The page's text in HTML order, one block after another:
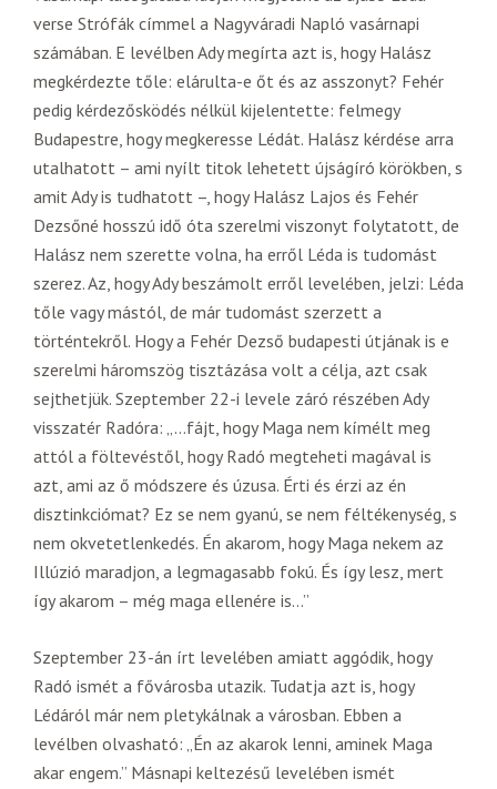
verse Strófák címmel a Nagyváradi Napló vasárnapi
számában. E levélben Ady megírta azt is, hogy Halász
megkérdezte tőle: elárulta-e őt és az asszonyt? Fehér
pedig kérdezősködés nélkül kijelentette: felmegy
Budapestre, hogy megkeresse Lédát. Halász kérdése arra
utalhatott – ami nyílt titok lehetett újságíró körökben, s
amit Ady is tudhatott –, hogy Halász Lajos és Fehér
Dezsőné hosszú idő óta szerelmi viszonyt folytatott, de
Halász nem szerette volna, ha erről Léda is tudomást
szerez. Az, hogy Ady beszámolt erről levelében, jelzi: Léda
tőle vagy mástól, de már tudomást szerzett a
történtekről. Hogy a Fehér Dezső budapesti útjának is e
szerelmi háromszög tisztázása volt a célja, azt csak
sejthetjük. Szeptember 22-i levele záró részében Ady
visszatér Radóra: „…fájt, hogy Maga nem kímélt meg
attól a föltevéstől, hogy Radó megteheti magával is
azt, ami az ő módszere és úzusa. Érti és érzi az én
disztinkciómat? Ez se nem gyanú, se nem féltékenység, s
nem okvetetlenkedés. Én akarom, hogy Maga nekem az
Illúzió maradjon, a legmagasabb fokú. És így lesz, mert
így akarom – még maga ellenére is…”
Szeptember 23-án írt levelében amiatt aggódik, hogy
Radó ismét a fővárosba utazik. Tudatja azt is, hogy
Lédáról már nem pletykálnak a városban. Ebben a
levélben olvasható: „Én az akarok lenni, aminek Maga
akar engem.” Másnapi keltezésű levelében ismét